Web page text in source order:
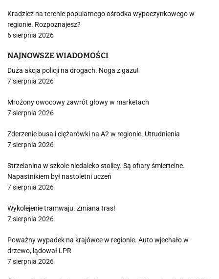
Kradzież na terenie popularnego ośrodka wypoczynkowego w
regionie. Rozpoznajesz?
6 sierpnia 2026
NAJNOWSZE WIADOMOŚCI
Duża akcja policji na drogach. Noga z gazu!
7 sierpnia 2026
Mrożony owocowy zawrót głowy w marketach
7 sierpnia 2026
Zderzenie busa i ciężarówki na A2 w regionie. Utrudnienia
7 sierpnia 2026
Strzelanina w szkole niedaleko stolicy. Są ofiary śmiertelne.
Napastnikiem był nastoletni uczeń
7 sierpnia 2026
Wykolejenie tramwaju. Zmiana tras!
7 sierpnia 2026
Poważny wypadek na krajówce w regionie. Auto wjechało w
drzewo, lądował LPR
7 sierpnia 2026